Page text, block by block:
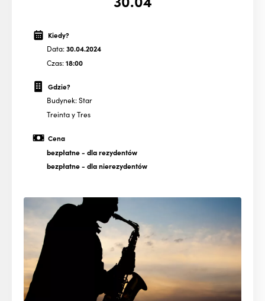
Kiedy?
Data:30.04.2024
Czas:18:00
Gdzie?
Budynek: Star
Treinta y Tres
Cena
bezpłatne- dla rezydentów
bezpłatne- dla nierezydentów